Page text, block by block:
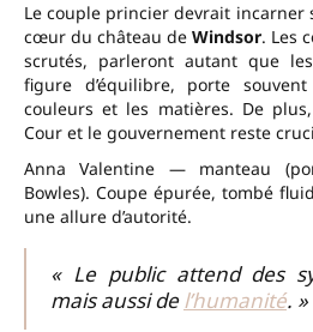
Le couple princier devrait
cœur du château de Windsor. Les
scrutés, parleront autant que
figure d’équilibre, porte
couleurs et les matières. De
Cour et le gouvernement reste
Anna Valentine — manteau
Bowles). Coupe épurée, tombé
une allure d’autorité.
« Le public attend des
mais aussi del’humanité. »